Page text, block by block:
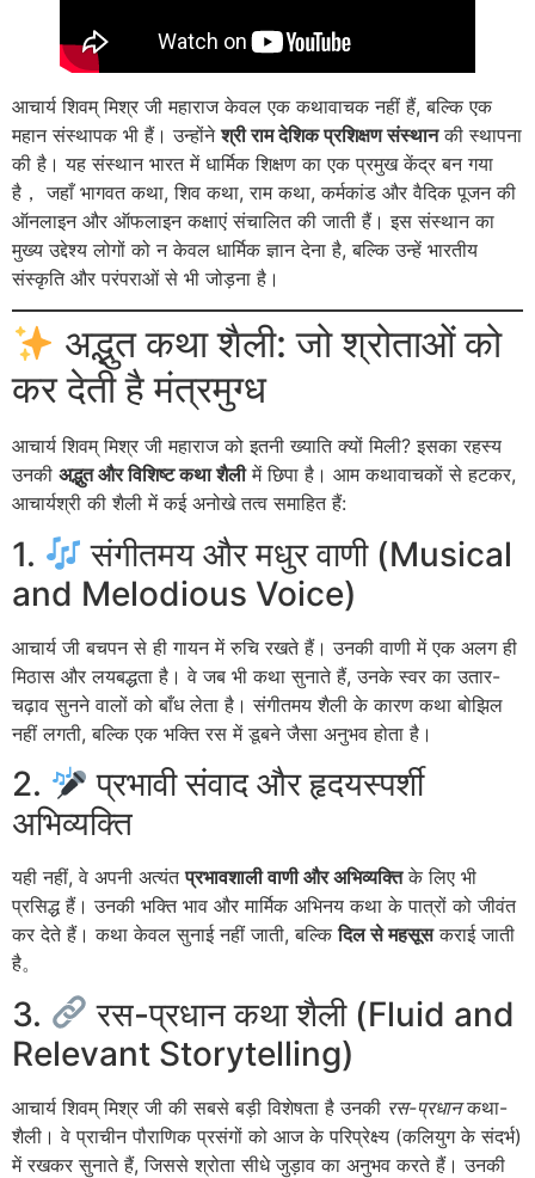
आचार्य शिवम् मिश्र जी महाराज केवल एक कथावाचक नहीं हैं, बल्कि एक
महान संस्थापक भी हैं। उन्होंनेश्री राम देशिक प्रशिक्षण संस्थानकी स्थापना
की है। यह संस्थान भारत में धार्मिक शिक्षण का एक प्रमुख केंद्र बन गया
है， जहाँ भागवत कथा, शिव कथा, राम कथा, कर्मकांड और वैदिक पूजन की
ऑनलाइन और ऑफलाइन कक्षाएं संचालित की जाती हैं। इस संस्थान का
मुख्य उद्देश्य लोगों को न केवल धार्मिक ज्ञान देना है, बल्कि उन्हें भारतीय
संस्कृति और परंपराओं से भी जोड़ना है ।
अद्भुत कथा शैली: जो श्रोताओं को
कर देती है मंत्रमुग्ध
आचार्य शिवम् मिश्र जी महाराज को इतनी ख्याति क्यों मिली? इसका रहस्य
उनकी अद्भुत और विशिष्ट कथा शैलीमें छिपा है। आम कथावाचकों से हटकर,
आचार्यश्री की शैली में कई अनोखे तत्व समाहित हैं:
1.
संगीतमय और मधुर वाणी (Musical
and Melodious Voice)
आचार्य जी बचपन से ही गायन में रुचि रखते हैं। उनकी वाणी में एक अलग ही
मिठास और लयबद्धता है। वे जब भी कथा सुनाते हैं, उनके स्वर का उतार-
चढ़ाव सुनने वालों को बाँध लेता है। संगीतमय शैली के कारण कथा बोझिल
नहीं लगती, बल्कि एक भक्ति रस में डूबने जैसा अनुभव होता है।
2.
प्रभावी संवाद और हृदयस्पर्शी
अभिव्यक्ति
यही नहीं, वे अपनी अत्यंतप्रभावशाली वाणी और अभिव्यक्तिके लिए भी
प्रसिद्ध हैं। उनकी भक्ति भाव और मार्मिक अभिनय कथा के पात्रों को जीवंत
कर देते हैं। कथा केवल सुनाई नहीं जाती, बल्किदिल से महसूसकराई जाती
है。
3.
रस-प्रधान कथा शैली (Fluid and
Relevant Storytelling)
आचार्य शिवम् मिश्र जी की सबसे बड़ी विशेषता है उनकी रस-प्रधानकथा-
शैली। वे प्राचीन पौराणिक प्रसंगों को आज के परिप्रेक्ष्य (कलियुग के संदर्भ)
में रखकर सुनाते हैं, जिससे श्रोता सीधे जुड़ाव का अनुभव करते हैं। उनकी